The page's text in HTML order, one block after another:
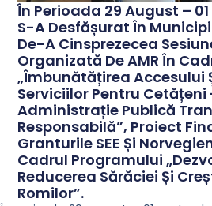
În Perioada 29 August –
S-A Desfășurat În
De-A Cinsprezecea
Organizată De AMR În
„Îmbunătățirea Accesului
Serviciilor Pentru Cetățeni
Administrație Publică
Responsabilă”, Proiect
Granturile SEE Și
Cadrul Programului
Reducerea Sărăciei Și
Romilor”.